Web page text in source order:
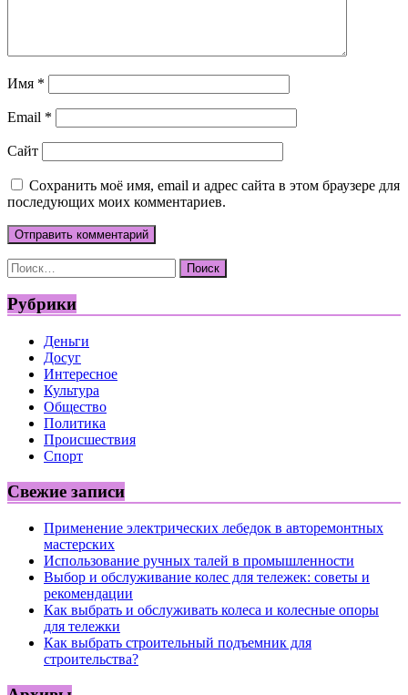
Имя *
Email *
Сайт
Сохранить моё имя, email и адрес сайта в этом браузере для
последующих моих комментариев.
Найти:
Рубрики
Деньги
Досуг
Интересное
Культура
Общество
Политика
Происшествия
Спорт
Свежие записи
Применение электрических лебедок в авторемонтных
мастерских
Использование ручных талей в промышленности
Выбор и обслуживание колес для тележек: советы и
рекомендации
Как выбрать и обслуживать колеса и колесные опоры
для тележки
Как выбрать строительный подъемник для
строительства?